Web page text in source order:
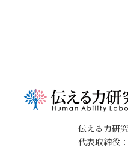
伝える力研
代表取締役